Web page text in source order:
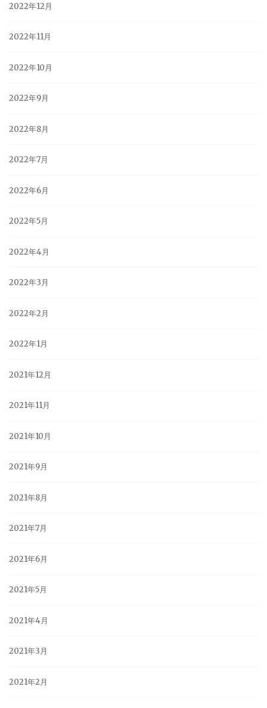
2022年12月
2022年11月
2022年10月
2022年9月
2022年8月
2022年7月
2022年6月
2022年5月
2022年4月
2022年3月
2022年2月
2022年1月
2021年12月
2021年11月
2021年10月
2021年9月
2021年8月
2021年7月
2021年6月
2021年5月
2021年4月
2021年3月
2021年2月